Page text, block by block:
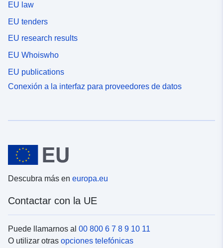
EU law
EU tenders
EU research results
EU Whoiswho
EU publications
Conexión a la interfaz para proveedores de datos
Descubra más en europa.eu
Contactar con la UE
Puede llamarnos al 00 800 6 7 8 9 10 11
O utilizar otras opciones telefónicas